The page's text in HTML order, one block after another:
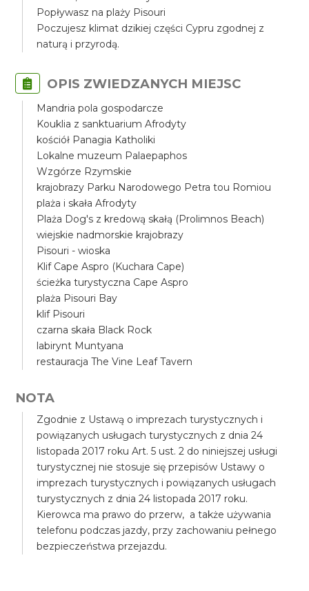
Popływasz na plaży Pisouri
Poczujesz klimat dzikiej części Cypru zgodnej z
naturą i przyrodą.
OPIS ZWIEDZANYCH MIEJSC
Mandria pola gospodarcze
Kouklia z sanktuarium Afrodyty
kościół Panagia Katholiki
Lokalne muzeum Palaepaphos
Wzgórze Rzymskie
krajobrazy Parku Narodowego Petra tou Romiou
plaża i skała Afrodyty
Plaża Dog's z kredową skałą (Prolimnos Beach)
wiejskie nadmorskie krajobrazy
Pisouri - wioska
Klif Cape Aspro (Kuchara Cape)
ścieżka turystyczna Cape Aspro
plaża Pisouri Bay
klif Pisouri
czarna skała Black Rock
labirynt Muntyana
restauracja The Vine Leaf Tavern
NOTA
Zgodnie z Ustawą o imprezach turystycznych i
powiązanych usługach turystycznych z dnia 24
listopada 2017 roku Art. 5 ust. 2 do niniejszej usługi
turystycznej nie stosuje się przepisów Ustawy o
imprezach turystycznych i powiązanych usługach
turystycznych z dnia 24 listopada 2017 roku.
Kierowca ma prawo do przerw, a także używania
telefonu podczas jazdy, przy zachowaniu pełnego
bezpieczeństwa przejazdu.